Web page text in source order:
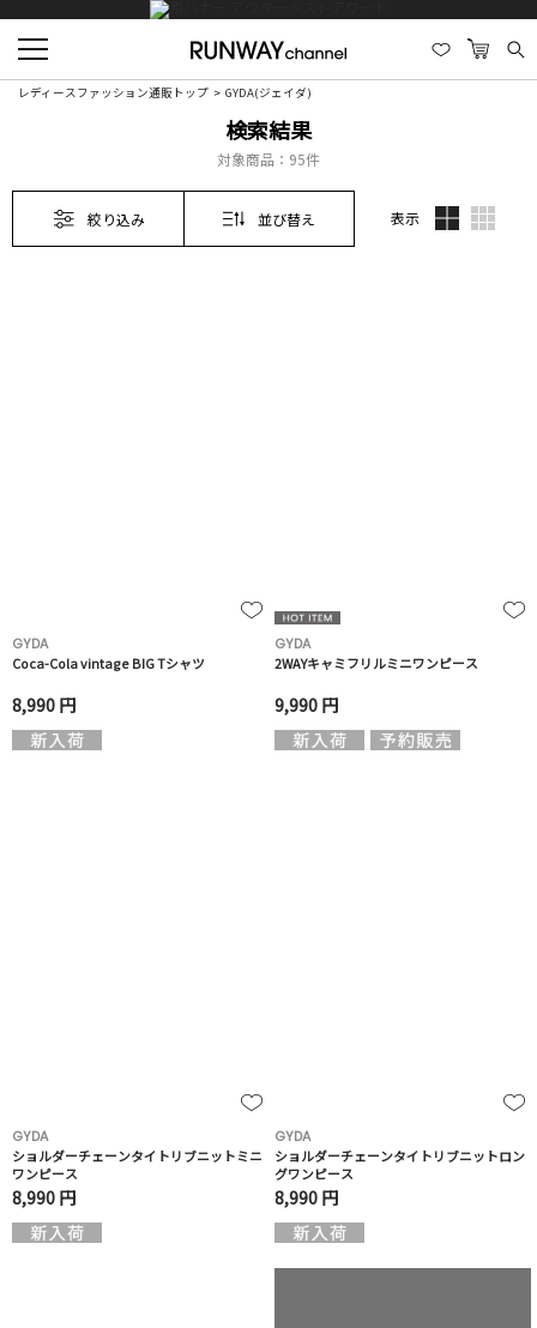
レディースファッション通販トップ GYDA(ジェイダ)
検索結果
対象商品： 95件
絞り込み 並び替え 表示
GYDA
Coca-Cola vintage BIG Tシャツ
8,990 円
GYDA
2WAYキャミフリルミニワンピース
9,990 円
GYDA
ショルダーチェーンタイトリブニットミニ
ワンピース
8,990 円
GYDA
ショルダーチェーンタイトリブニットロン
グワンピース
8,990 円